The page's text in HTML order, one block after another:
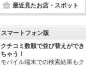
最近見たお店・スポット
スマートフォン版
クチコミ数順で並び替えができ
ちゃう！
モバイル端末での検索結果もク